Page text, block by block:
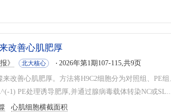
改善心肌肥厚
》 北大核心 2026年第1期107-115,共9页
改善心肌肥厚。方法将H9C2细胞分为对照组、PE组
1) PE处理诱导肥厚,并通过腺病毒载体转染NC或
心肌细胞横截面积